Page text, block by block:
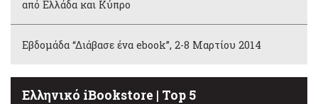
από Ελλάδα και Κύπρο
Εβδομάδα “Διάβασε ένα ebook”, 2-8 Μαρτίου 2014
Ελληνικό iBookstore | Top 5